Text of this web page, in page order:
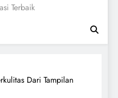
Terbaik
Dari Tampilan